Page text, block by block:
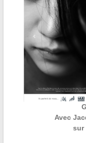
Avec
sur